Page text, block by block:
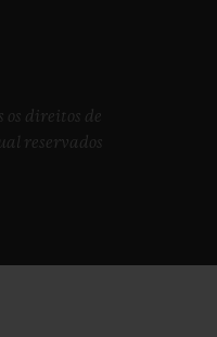
os direitos de
reservados